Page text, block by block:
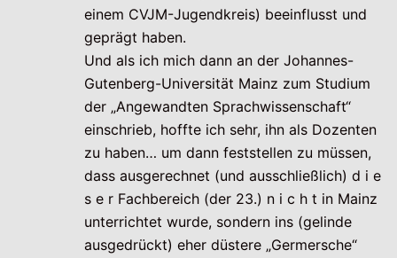
einem CVJM-Jugendkreis) beeinflusst und
geprägt haben.
Und als ich mich dann an der Johannes-
Gutenberg-Universität Mainz zum Studium
der „Angewandten Sprachwissenschaft“
einschrieb, hoffte ich sehr, ihn als Dozenten
zu haben… um dann feststellen zu müssen,
dass ausgerechnet (und ausschließlich) d i e
s e r Fachbereich (der 23.) n i c h t in Mainz
unterrichtet wurde, sondern ins (gelinde
ausgedrückt) eher düstere „Germersche“